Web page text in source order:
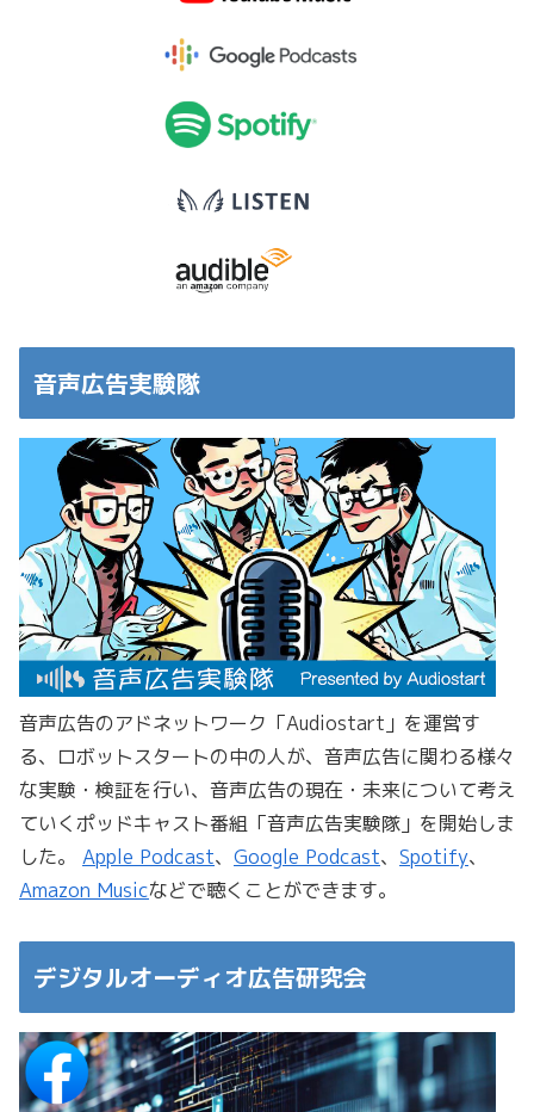
音声広告実験隊
音声広告のアドネットワーク「Audiostart」を運営す
る、ロボットスタートの中の人が、音声広告に関わる様々
な実験・検証を行い、音声広告の現在・未来について考え
ていくポッドキャスト番組「音声広告実験隊」を開始しま
した。 Apple Podcast、 Google Podcast、 Spotify、
Amazon Musicなどで聴くことができます。
デジタルオーディオ広告研究会